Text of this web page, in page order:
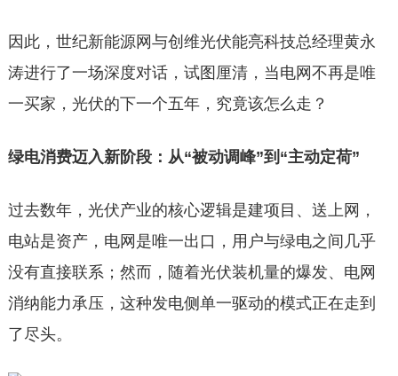
因此，世纪新能源网与创维光伏能亮科技总经理黄永
涛进行了一场深度对话，试图厘清，当电网不再是唯
一买家，光伏的下一个五年，究竟该怎么走？
绿电消费迈入新阶段：从“被动调峰”到“主动定荷”
过去数年，光伏产业的核心逻辑是建项目、送上网，
电站是资产，电网是唯一出口，用户与绿电之间几乎
没有直接联系；然而，随着光伏装机量的爆发、电网
消纳能力承压，这种发电侧单一驱动的模式正在走到
了尽头。